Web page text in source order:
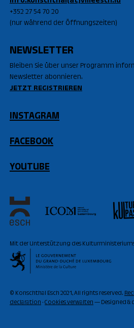
+352 27 54 70 20
(nur während der Öffnungszeiten)
NEWSLETTER
Bleiben Sie über unser Programm
Newsletter abonnieren.
JETZT REGISTRIEREN
INSTAGRAM
FACEBOOK
YOUTUBE
Mit der Unterstützung des
© Konschthal Esch 2021, All rights reserved.
declaration-Cookies verwalten— Designed &